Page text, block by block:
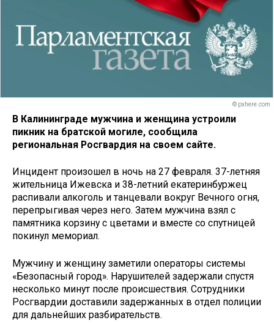
© pxhere.com
В Калининграде мужчина и женщина устроили
пикник на братской могиле, сообщила
региональная Росгвардия на своем сайте.
Инцидент произошел в ночь на 27 февраля. 37-летняя
жительница Ижевска и 38-летний екатеринбуржец
распивали алкоголь и танцевали вокруг Вечного огня,
перепрыгивая через него. Затем мужчина взял с
памятника корзину с цветами и вместе со спутницей
покинул мемориал.
Мужчину и женщину заметили операторы системы
«Безопасный город». Нарушителей задержали спустя
несколько минут после происшествия. Сотрудники
Росгвардии доставили задержанных в отдел полиции
для дальнейших разбирательств.